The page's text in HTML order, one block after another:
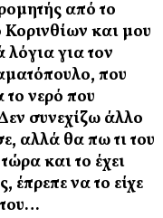
από το
και μου
για τον
που
το νερό που
συνεχίζω άλλο
αλλά θα πω τι του
και το έχει
να το είχε